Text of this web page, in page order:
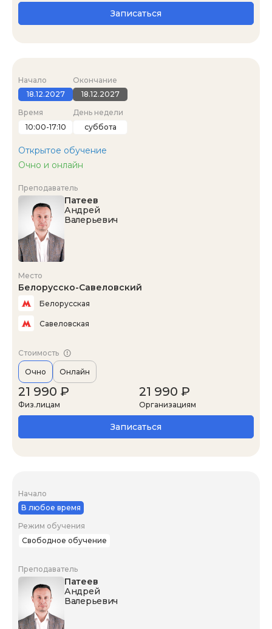
Записаться
Начало
18.12.2027
Окончание
18.12.2027
Время
10:00-17:10
День недели
суббота
Открытое обучение
Очно и онлайн
Преподаватель
Патеев
Андрей
Валерьевич
Место
Белорусско-Савеловский
Белорусская
Савеловская
Стоимость
Очно Онлайн
21 990 ₽
Физ.лицам
21 990 ₽
Организациям
Записаться
Начало
В любое время
Режим обучения
Свободное обучение
Преподаватель
Патеев
Андрей
Валерьевич